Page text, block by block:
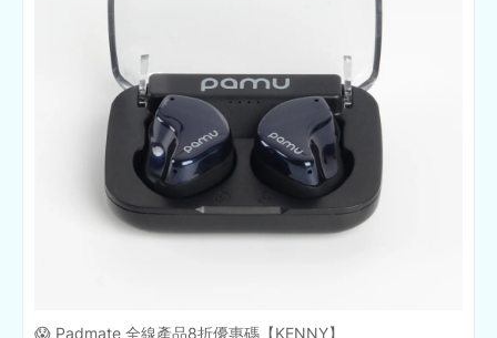
😱 Padmate 全線產品8折優惠碼【KENNY】